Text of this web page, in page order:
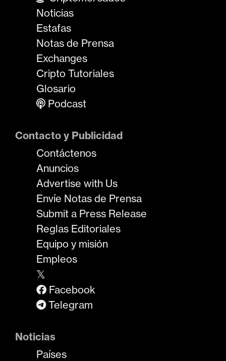
Noticias
Estafas
Notas de Prensa
Exchanges
Cripto Tutoriales
Glosario
Podcast
Contacto y Publicidad
Contáctenos
Anuncios
Advertise with Us
Envíe Notas de Prensa
Submit a Press Release
Reglas Editoriales
Equipo y misión
Empleos
𝕏
Facebook
Telegram
Noticias
Países